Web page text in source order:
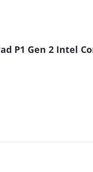
Gen 2 Intel